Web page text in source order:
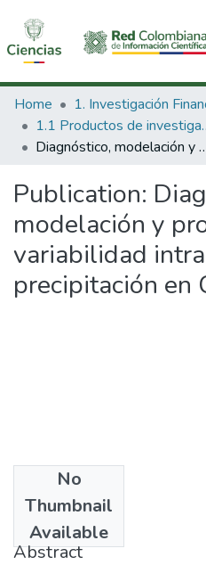
Communities & Collections
All of DSpace
Home
1.1
Diagnóstico, modelación y pronóstico de la
Publication:
modelación y
variabilidad
precipitación en
No
Thumbnail
Available
2005-04-23
Abstract